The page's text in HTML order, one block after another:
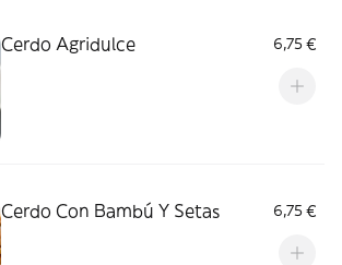
Cerdo Agridulce 6,75 €
Cerdo Con Bambú Y Setas 6,75 €